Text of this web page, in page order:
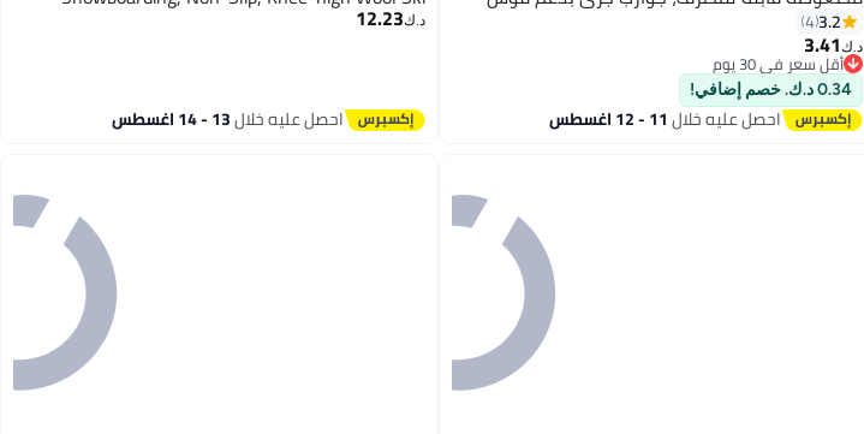
6
القدم قابلة للتنفس
3.2
4
د.ك‏3.41
أقل سعر في 30 يوم
أقل سعر في 30 يوم
0.34 د.ك. خصم إضافي!
احصل عليه خلال11 - 12 اغسطس
2
Socks
د.ك‏12.23
احصل عليه خلال13 - 14 اغسطس